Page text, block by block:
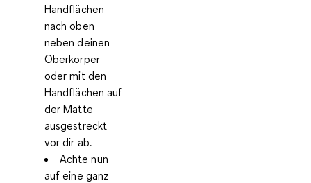
Handflächen
nach oben
neben deinen
Oberkörper
oder mit den
Handflächen auf
der Matte
ausgestreckt
vor dir ab.
Achte nun
auf eine ganz